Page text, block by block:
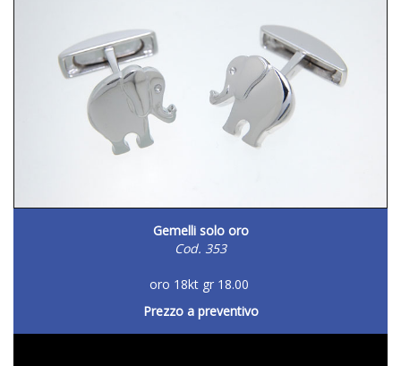
Gemelli solo oro
Cod. 353
oro 18kt gr 18.00
Prezzo a preventivo